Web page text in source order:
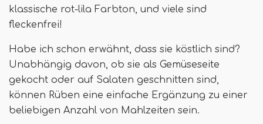
klassische rot-lila Farbton, und viele sind
fleckenfrei!
Habe ich schon erwähnt, dass sie köstlich sind?
Unabhängig davon, ob sie als Gemüseseite
gekocht oder auf Salaten geschnitten sind,
können Rüben eine einfache Ergänzung zu einer
beliebigen Anzahl von Mahlzeiten sein.